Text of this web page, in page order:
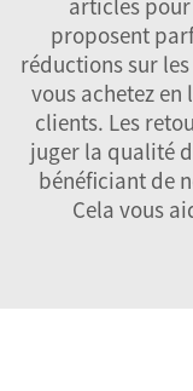
proposent
réductions sur
vous achetez en
clients. Les
juger la qualité
bénéficiant de
Cela vous